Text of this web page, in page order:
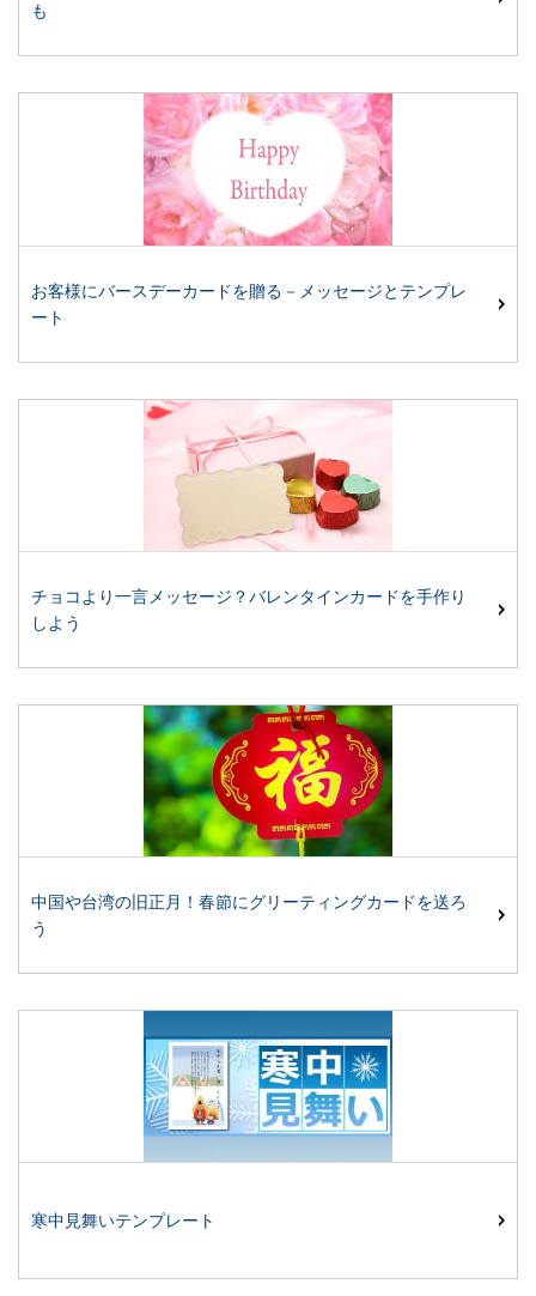
も
お客様にバースデーカードを贈る－メッセージとテンプレ
ート
チョコより一言メッセージ？バレンタインカードを手作り
しよう
中国や台湾の旧正月！春節にグリーティングカードを送ろ
う
寒中見舞いテンプレート